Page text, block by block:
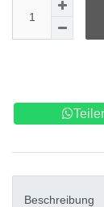
Beschreibung